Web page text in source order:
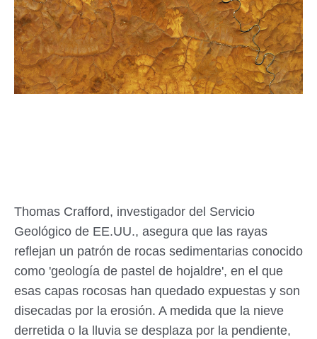
Thomas Crafford, investigador del Servicio
Geológico de EE.UU., asegura que las rayas
reflejan un patrón de rocas sedimentarias conocido
como 'geología de pastel de hojaldre', en el que
esas capas rocosas han quedado expuestas y son
disecadas por la erosión. A medida que la nieve
derretida o la lluvia se desplaza por la pendiente,